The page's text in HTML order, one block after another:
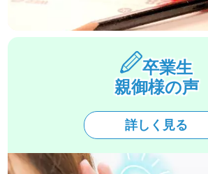
卒業生
親御様の声
詳しく見る